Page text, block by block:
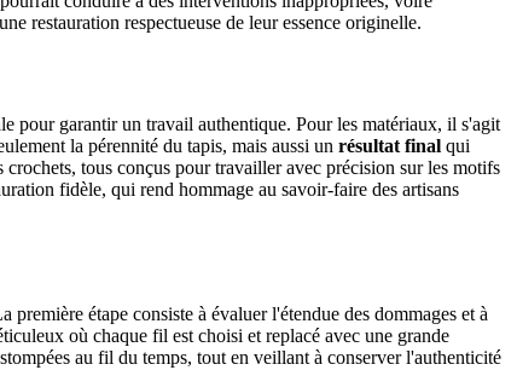
restauration respectueuse de leur essence originelle.
pour garantir un travail authentique. Pour les matériaux, il s'agit
la pérennité du tapis, mais aussi un résultat final qui
tous conçus pour travailler avec précision sur les motifs
fidèle, qui rend hommage au savoir-faire des artisans
étape consiste à évaluer l'étendue des dommages et à
où chaque fil est choisi et replacé avec une grande
au fil du temps, tout en veillant à conserver l'authenticité